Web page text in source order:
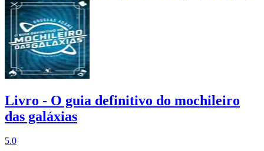
Livro - O guia definitivo do mochileiro
das galáxias
5.0